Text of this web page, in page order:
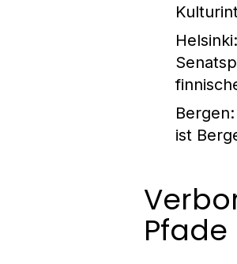
Helsinki
Bergen
ist
Pfade